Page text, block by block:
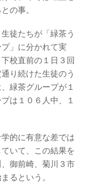
の事。
徒たちが「緑茶う
」に分かれて実
校直前の１日３回
り続けた生徒のう
緑茶グループが１
は１０６人中、１
的に有意な差では
いて、この結果を
御前崎、菊川３市
るという。